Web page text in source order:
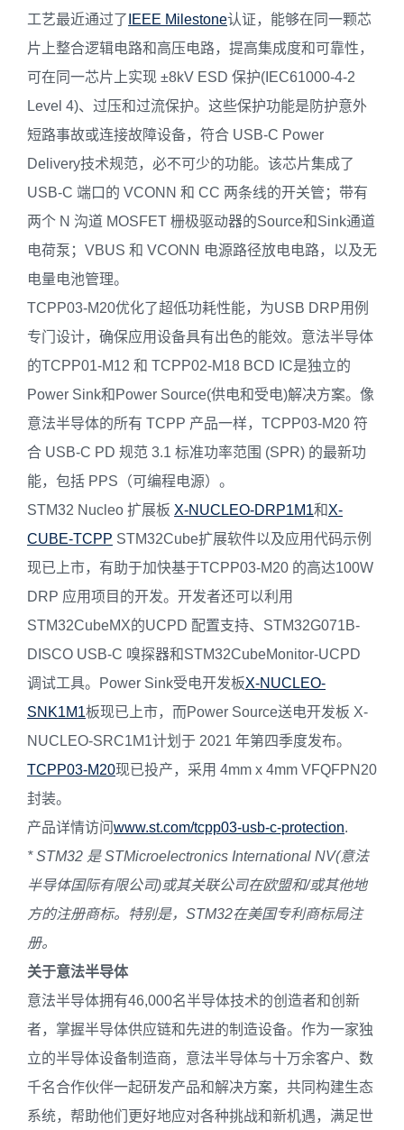
工艺最近通过了 IEEE Milestone认证，能够在同一颗芯
片上整合逻辑电路和高压电路，提高集成度和可靠性，
可在同一芯片上实现 ±8kV ESD 保护(IEC61000-4-2
Level 4)、过压和过流保护。这些保护功能是防护意外
短路事故或连接故障设备，符合 USB-C Power
Delivery技术规范，必不可少的功能。该芯片集成了
USB-C 端口的 VCONN 和 CC 两条线的开关管；带有
两个 N 沟道 MOSFET 栅极驱动器的Source和Sink通道
电荷泵；VBUS 和 VCONN 电源路径放电电路，以及无
电量电池管理。
TCPP03-M20优化了超低功耗性能，为USB DRP用例
专门设计，确保应用设备具有出色的能效。意法半导体
的TCPP01-M12 和 TCPP02-M18 BCD IC是独立的
Power Sink和Power Source(供电和受电)解决方案。像
意法半导体的所有 TCPP 产品一样，TCPP03-M20 符
合 USB-C PD 规范 3.1 标准功率范围 (SPR) 的最新功
能，包括 PPS（可编程电源）。
STM32 Nucleo 扩展板 X-NUCLEO-DRP1M1和X-
CUBE-TCPP STM32Cube扩展软件以及应用代码示例
现已上市，有助于加快基于TCPP03-M20 的高达100W
DRP 应用项目的开发。开发者还可以利用
STM32CubeMX的UCPD 配置支持、STM32G071B-
DISCO USB-C 嗅探器和STM32CubeMonitor-UCPD
调试工具。Power Sink受电开发板X-NUCLEO-
SNK1M1板现已上市，而Power Source送电开发板 X-
NUCLEO-SRC1M1计划于 2021 年第四季度发布。
TCPP03-M20现已投产，采用 4mm x 4mm VFQFPN20
封装。
产品详情访问www.st.com/tcpp03-usb-c-protection.
* STM32 是STMicroelectronics International NV(意法
半导体国际有限公司)或其关联公司在欧盟和/或其他地
方的注册商标。 特别是， STM32在美国专利商标局注
册。
关于意法半导体
意法半导体拥有46,000名半导体技术的创造者和创新
者，掌握半导体供应链和先进的制造设备。作为一家独
立的半导体设备制造商，意法半导体与十万余客户、数
千名合作伙伴一起研发产品和解决方案，共同构建生态
系统，帮助他们更好地应对各种挑战和新机遇，满足世